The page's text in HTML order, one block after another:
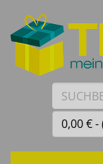
0,00 € -